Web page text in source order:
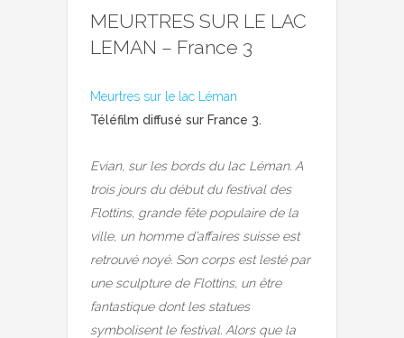
MEURTRES SUR LE LAC
LEMAN – France 3
Meurtres sur le lac Léman
Téléfilm diffusé sur France 3.
Evian, sur les bords du lac Léman. A
trois jours du début du festival des
Flottins, grande fête populaire de la
ville, un homme d’affaires suisse est
retrouvé noyé. Son corps est lesté par
une sculpture de Flottins, un être
fantastique dont les statues
symbolisent le festival. Alors que la